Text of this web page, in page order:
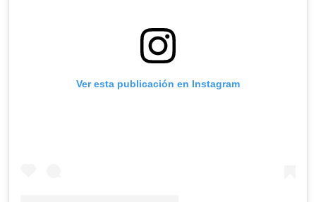
Ver esta publicación en Instagram